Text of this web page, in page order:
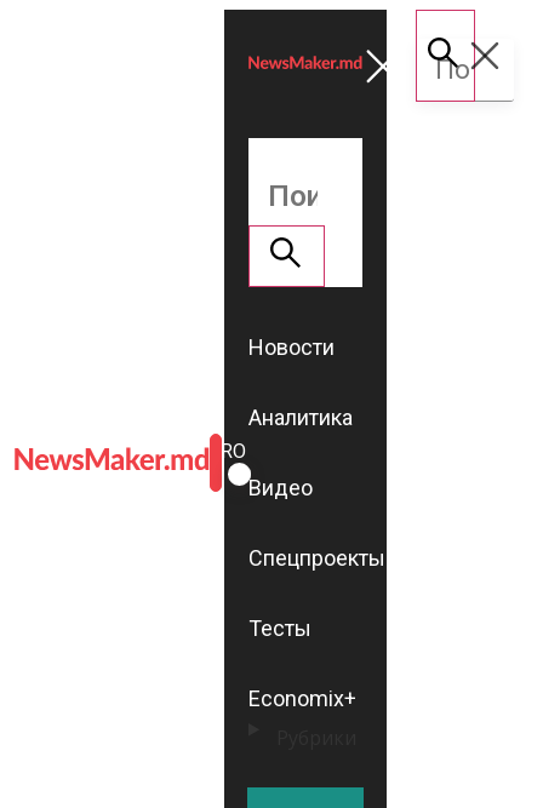
ROMÂNĂ
RU
Новости
Аналитика
Видео
Спецпроекты
Тесты
Economix+